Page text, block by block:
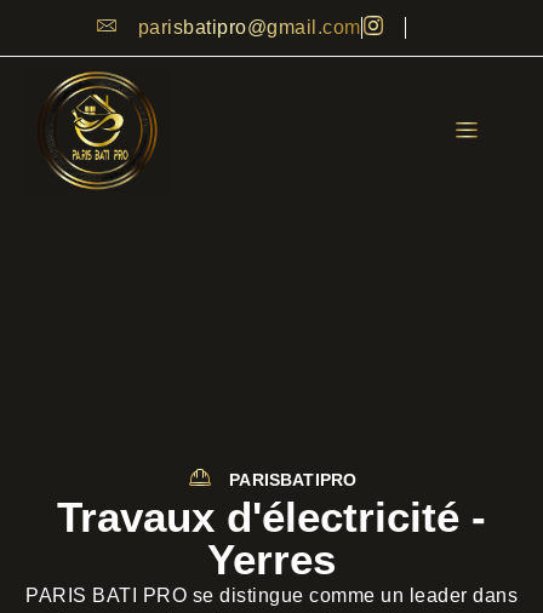
parisbatipro@gmail.com
PARISBATIPRO
Travaux d'électricité -
Yerres
PARIS BATI PRO se distingue comme un leader dans